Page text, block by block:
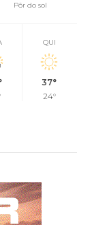
Pôr do sol
QUI
37°
24°